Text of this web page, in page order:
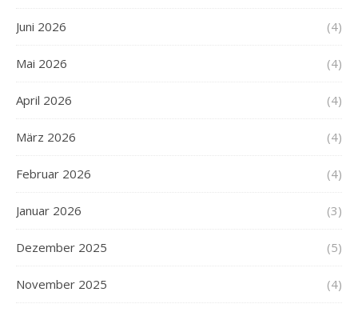
Juni 2026 (4)
Mai 2026 (4)
April 2026 (4)
März 2026 (4)
Februar 2026 (4)
Januar 2026 (3)
Dezember 2025 (5)
November 2025 (4)